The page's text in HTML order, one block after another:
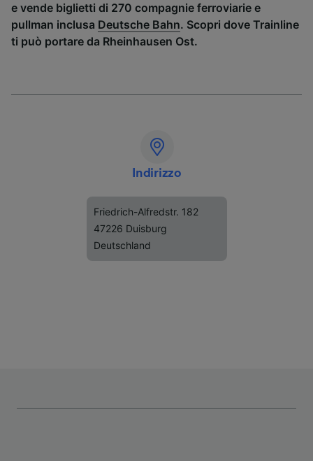
e vende biglietti di 270 compagnie ferroviarie e
pullman inclusa Deutsche Bahn. Scopri dove Trainline
ti può portare da Rheinhausen Ost.
Indirizzo
Friedrich-Alfredstr. 182
47226 Duisburg
Deutschland